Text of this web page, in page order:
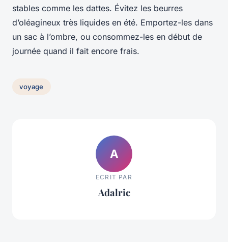
stables comme les dattes. Évitez les beurres
d’oléagineux très liquides en été. Emportez-les dans
un sac à l’ombre, ou consommez-les en début de
journée quand il fait encore frais.
voyage
A
ECRIT PAR
Adalric